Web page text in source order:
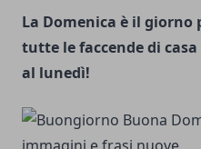
La Domenica è il
tutte le faccende di
al lunedì!